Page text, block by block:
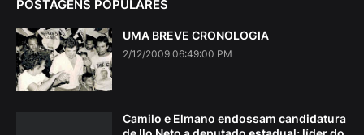
POSTAGENS POPULARES
UMA BREVE CRONOLOGIA
2/12/2009 06:49:00 PM
Camilo e Elmano endossam candidatura